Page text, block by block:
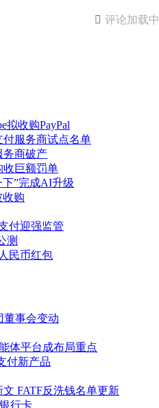
 评论加载中
拟收购PayPal
付服务商试点名单
务商破产
收巨额罚单
”完成AI升级
收购
付迎强监管
测
民币红包
董事会变动
体平台成布局重点
付新产品
FATF反洗钱名单更新
行卡